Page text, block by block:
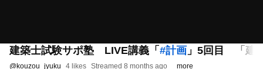
建築士試験サポ塾 LIVE講義「 #計画 」5回目 「建
@kouzou_jyuku 4 likes Streamed 8 months ago more